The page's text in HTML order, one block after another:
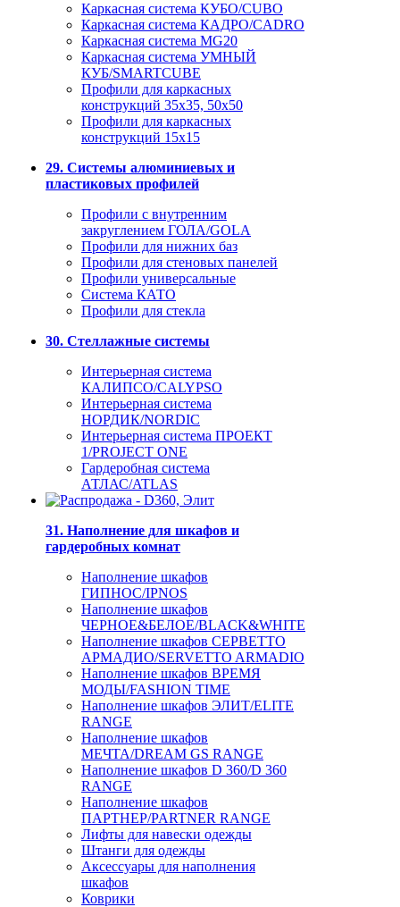
Каркасная система КУБО/CUBO
Каркасная система КАДРО/CADRO
Каркасная система MG20
Каркасная система УМНЫЙ
КУБ/SMARTCUBE
Профили для каркасных
конструкций 35x35, 50x50
Профили для каркасных
конструкций 15х15
29. Системы алюминиевых и
пластиковых профилей
Профили с внутренним
закруглением ГОЛА/GOLA
Профили для нижних баз
Профили для стеновых панелей
Профили универсальные
Система КАТО
Профили для стекла
30. Стеллажные системы
Интерьерная система
КАЛИПСО/CALYPSO
Интерьерная система
НОРДИК/NORDIC
Интерьерная система ПРОЕКТ
1/PROJECT ONE
Гардеробная система
АТЛАС/ATLAS
31. Наполнение для шкафов и
гардеробных комнат
Наполнение шкафов
ГИПНОС/IPNOS
Наполнение шкафов
ЧЕРНОЕ&БЕЛОЕ/BLACK&WHITE
Наполнение шкафов СЕРВЕТТО
АРМАДИО/SERVETTO ARMADIO
Наполнение шкафов ВРЕМЯ
МОДЫ/FASHION TIME
Наполнение шкафов ЭЛИТ/ELITE
RANGE
Наполнение шкафов
МЕЧТА/DREAM GS RANGE
Наполнение шкафов D 360/D 360
RANGE
Наполнение шкафов
ПАРТНЕР/PARTNER RANGE
Лифты для навески одежды
Штанги для одежды
Аксессуары для наполнения
шкафов
Коврики